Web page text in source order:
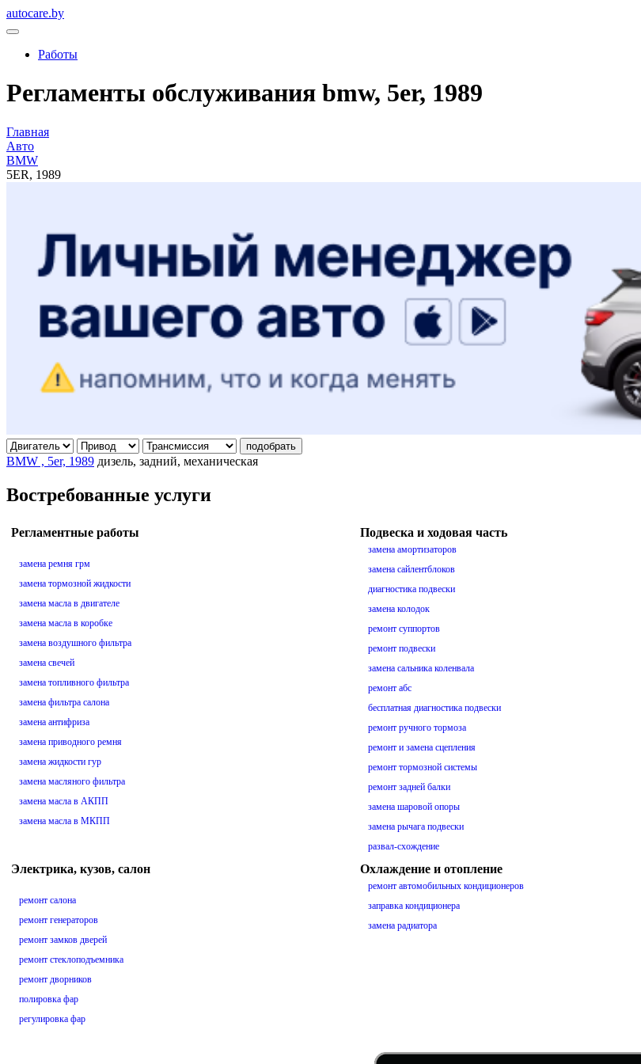
autocare.by
Работы
Регламенты обслуживания bmw, 5er, 1989
Главная
Авто
BMW
5ER, 1989
подобрать
BMW , 5er, 1989 дизель, задний, механическая
Востребованные услуги
Регламентные работы
замена ремня грм
замена тормозной жидкости
замена масла в двигателе
замена масла в коробке
замена воздушного фильтра
замена свечей
замена топливного фильтра
замена фильтра салона
замена антифриза
замена приводного ремня
замена жидкости гур
замена масляного фильтра
замена масла в АКПП
замена масла в МКПП
Подвеска и ходовая часть
замена амортизаторов
замена сайлентблоков
диагностика подвески
замена колодок
ремонт суппортов
ремонт подвески
замена сальника коленвала
ремонт абс
бесплатная диагностика подвески
ремонт ручного тормоза
ремонт и замена сцепления
ремонт тормозной системы
ремонт задней балки
замена шаровой опоры
замена рычага подвески
развал-схождение
Электрика, кузов, салон
ремонт салона
ремонт генераторов
ремонт замков дверей
ремонт стеклоподъемника
ремонт дворников
полировка фар
регулировка фар
Охлаждение и отопление
ремонт автомобильных кондиционеров
заправка кондиционера
замена радиатора